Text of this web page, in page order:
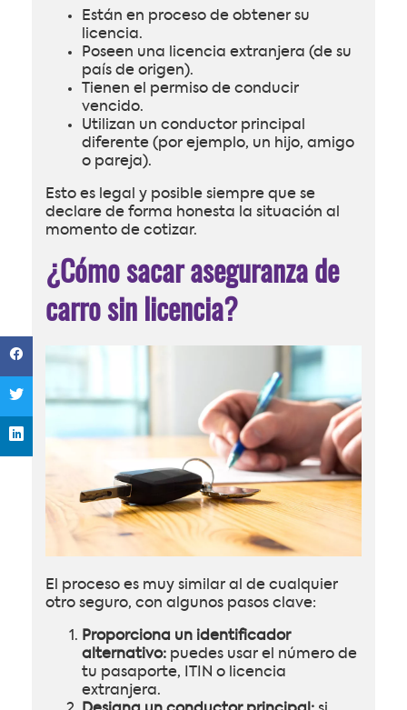
Están en proceso de obtener su
licencia.
Poseen una licencia extranjera (de su
país de origen).
Tienen el permiso de conducir
vencido.
Utilizan un conductor principal
diferente (por ejemplo, un hijo, amigo
o pareja).
Esto es legal y posible siempre que se
declare de forma honesta la situación al
momento de cotizar.
¿Cómo sacar aseguranza de
carro sin licencia?
El proceso es muy similar al de cualquier
otro seguro, con algunos pasos clave:
Proporciona un identificador
alternativo: puedes usar el número de
tu pasaporte, ITIN o licencia
extranjera.